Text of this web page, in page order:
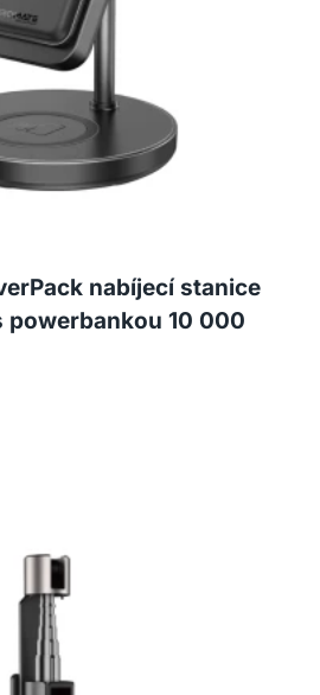
nabíjecí stanice
powerbankou 10 000